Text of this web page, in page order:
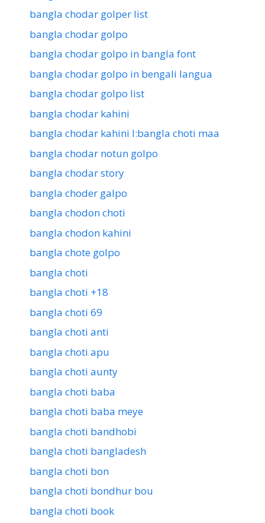
bangla chodar golper list
bangla chodar golpo
bangla chodar golpo in bangla font
bangla chodar golpo in bengali langua
bangla chodar golpo list
bangla chodar kahini
bangla chodar kahini l:bangla choti maa
bangla chodar notun golpo
bangla chodar story
bangla choder galpo
bangla chodon choti
bangla chodon kahini
bangla chote golpo
bangla choti
bangla choti +18
bangla choti 69
bangla choti anti
bangla choti apu
bangla choti aunty
bangla choti baba
bangla choti baba meye
bangla choti bandhobi
bangla choti bangladesh
bangla choti bon
bangla choti bondhur bou
bangla choti book